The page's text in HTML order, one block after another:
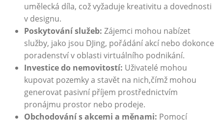
umělecká díla, což vyžaduje kreativitu a dovednosti
v designu.
Poskytování služeb: Zájemci mohou nabízet
služby, jako jsou DJing, pořádání akcí nebo dokonce
poradenství v oblasti virtuálního podnikání.
Investice do nemovitostí: Uživatelé mohou
kupovat pozemky a stavět na nich,čímž mohou
generovat pasivní příjem prostřednictvím
pronájmu prostor nebo prodeje.
Obchodování s akcemi a měnami: Pomocí